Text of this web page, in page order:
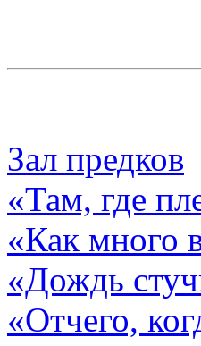
Зал предков
«Там, где
«Как много
«Дождь
«Отчего,